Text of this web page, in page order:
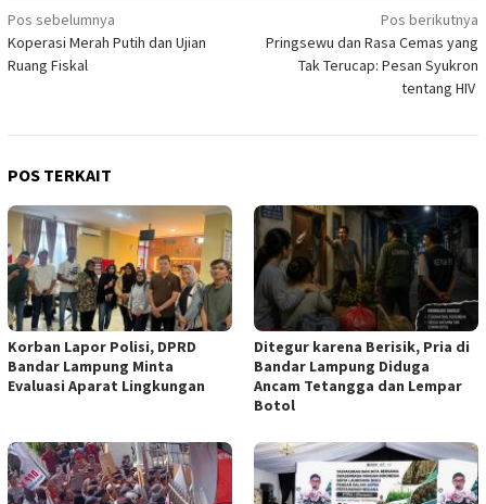
Navigasi
pos
Pos sebelumnya
Koperasi Merah Putih dan Ujian
Ruang Fiskal
Pos berikutnya
Pringsewu dan Rasa Cemas yang
Tak Terucap: Pesan Syukron
tentang HIV
POS TERKAIT
Korban Lapor Polisi, DPRD
Bandar Lampung Minta
Evaluasi Aparat Lingkungan
Ditegur karena Berisik, Pria di
Bandar Lampung Diduga
Ancam Tetangga dan Lempar
Botol